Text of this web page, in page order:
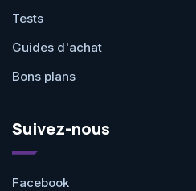
Tests
Guides d'achat
Bons plans
Suivez-nous
Facebook